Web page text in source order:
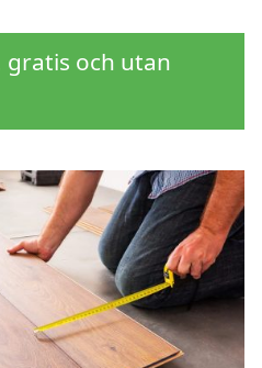
gratis och utan